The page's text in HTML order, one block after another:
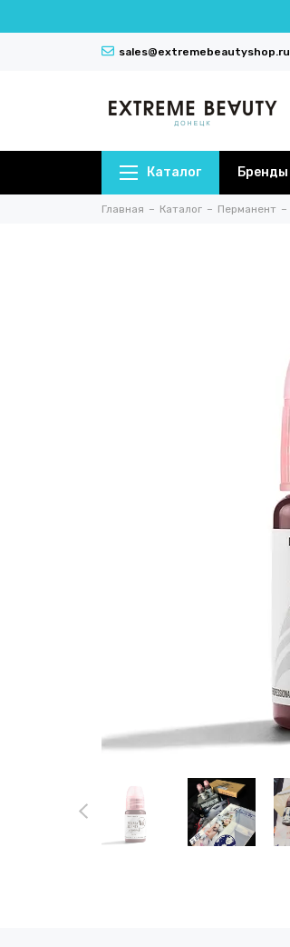
sales@extremebeautyshop.ru
Каталог Бренды
Главная Каталог Перманент